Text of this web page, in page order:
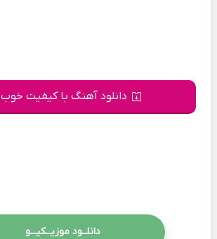
دانلود آهنگ با کیفیت خوب 128
دانلــود موزیــکیـــو